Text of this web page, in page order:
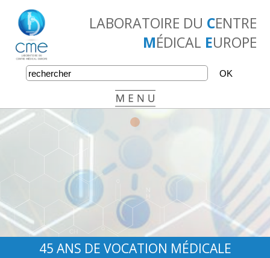
LABORATOIRE DU CENTRE
MÉDICAL EUROPE
•
45 ANS DE VOCATION MÉDICALE